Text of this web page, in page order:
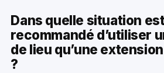
Dans quelle situation
recommandé d’utiliser
de lieu qu’une
?